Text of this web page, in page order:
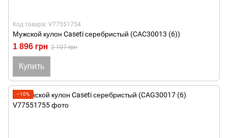
Код товара: V77551754
Мужской кулон Caseti серебристый (CAC30013 (6))
1 896 грн 2 107 грн
Купить
−10%